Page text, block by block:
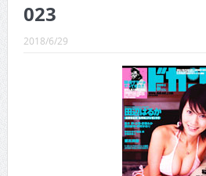
CINEMA×STYLE 287号
CINEMA×STYLE 286号
CINEMA×STYLE 285号
CINEMA×STYLE 294号
CINEMA×STYLE 293号
CINEMA×STYLE 292号
023
2018/6/29